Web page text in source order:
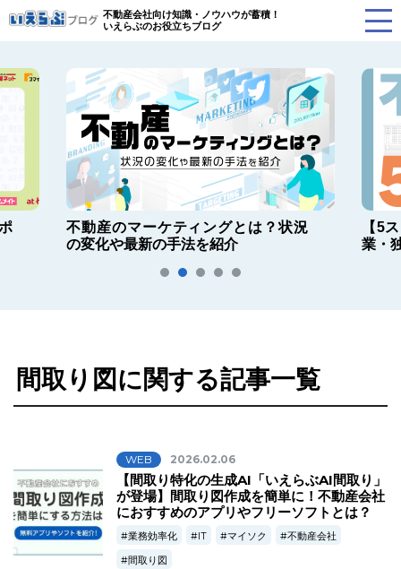
不動産会社向け知識・ノウハウが蓄積！
いえらぶのお役立ちブログ
不動産のマーケティングとは？状況
の変化や最新の手法を紹介
【5
業・
間取り図に関する記事一覧
WEB 2026.02.06
【間取り特化の生成AI「いえらぶAI間取り」
が登場】間取り図作成を簡単に！不動産会社
におすすめのアプリやフリーソフトとは？
業務効率化 IT マイソク
不動産会社
間取り図